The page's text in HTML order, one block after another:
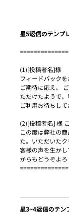
星5返信のテンプ
(1)[投稿者名]様
フィードバック
ご期待に応え、
ただけたようで
ご利用お待ちして
(2)[投稿者名] 様
この度は弊社の
た。いただいた
客様の声を生か
からもどうぞよろ
星3~4返信のテン